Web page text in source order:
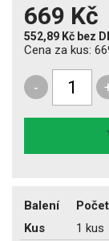
669 Kč
552,89 Kč bez
Cena za kus:
-
Balení
Kus
1 kus